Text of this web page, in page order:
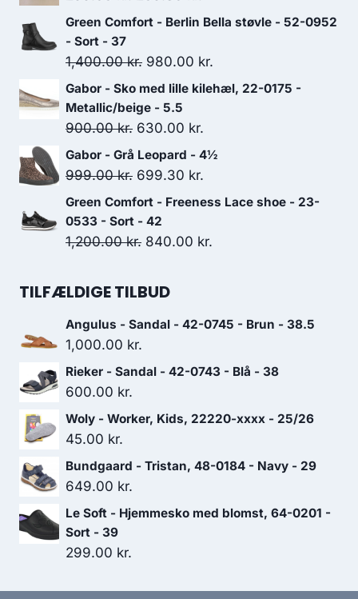
oprindelige
var:
299.00 kr..
aktuelle
er:
209.30 kr..
Green Comfort - Berlin Bella støvle - 52-0952
- Sort - 37
1,400.00kr. Den
oprindelige
pris
var:
1,400.00 kr..
980.00 kr.
aktuelle
980.00 kr..
Gabor - Sko med lille kilehæl, 22-0175 -
Metallic/beige - 5.5
900.00kr. Den
oprindelige
pris
900.00 kr..
630.00 kr.
aktuelle
Gabor - Grå Leopard - 4½
999.00kr. Den
oprindelige
pris
var:
699.30 kr.
aktuelle
er:
Green Comfort - Freeness Lace shoe - 23-
0533 - Sort - 42
1,200.00kr. Den
pris
1,200.00 kr..
840.00 kr.
840.00 kr..
TILFÆLDIGE TILBUD
Angulus - Sandal - 42-0745 - Brun - 38.5
1,000.00 kr.
Rieker - Sandal - 42-0743 - Blå - 38
600.00 kr.
Woly - Worker, Kids, 22220-xxxx - 25/26
45.00 kr.
Bundgaard - Tristan, 48-0184 - Navy - 29
649.00 kr.
Le Soft - Hjemmesko med blomst, 64-0201 -
Sort - 39
299.00 kr.